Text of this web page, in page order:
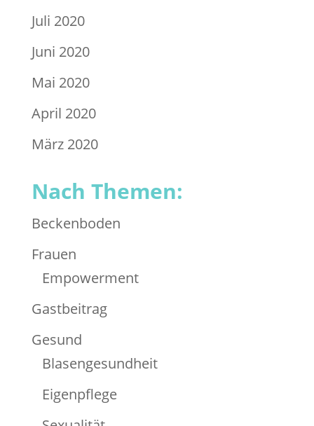
Juli 2020
Juni 2020
Mai 2020
April 2020
März 2020
Nach Themen:
Beckenboden
Frauen
Empowerment
Gastbeitrag
Gesund
Blasengesundheit
Eigenpflege